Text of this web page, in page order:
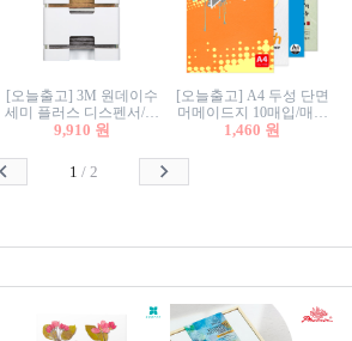
[오늘출고] 3M 원데이수
세미 플러스 디스펜서/소
프트수세미5매+강력수세
9,910 원
[오늘출고] A4 두성 단면
머메이드지 10매입/매직
터치/색지/색상지/색복사
칼라색지/고급복사지
1,460 원
1 / 2